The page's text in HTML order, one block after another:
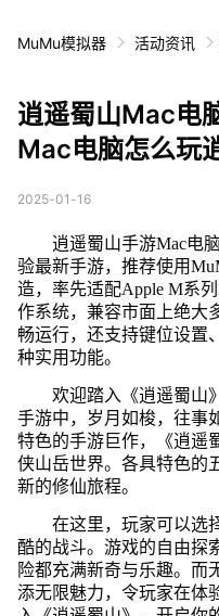
MuMu模拟器 活动资讯
逍遥蜀山Mac电
Mac电脑怎么玩
2025-01-16
逍遥蜀山手游Mac电
验最新手游，推荐使用
造，率先适配Apple M系
作系统，兼容市面上绝大
畅运行，还支持键位设置
种实用功能。
欢迎踏入《逍遥蜀山
手游中，岁月如梭，往事
特色的手游巨作，《逍遥
侠山岳世界。各具特色的
新的修仙旅程。
在这里，玩家可以选
酷的战斗。游戏的自由探
险都充满新奇与乐趣。而
添无限魅力，令玩家在体